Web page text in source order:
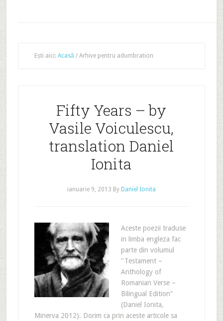
Ești aici: Acasă /Arhive pentru adumbration
Fifty Years – by
Vasile Voiculescu,
translation Daniel
Ionita
ianuarie 9, 2013 By Daniel Ionita
Aceste poezii traduse
in limba engleza fac
parte din volumul
"Testament –
Anthology of
Romanian Verse –
Bilingual Edition"
(Daniel Ionita,
Minerva 2012). Dorim ca prin aceste articole sa